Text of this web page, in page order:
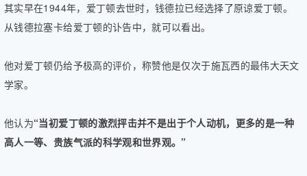
其实早在1944年，爱丁顿去世时，钱德拉已经选择了原谅爱丁顿。
从钱德拉塞卡给爱丁顿的讣告中，就可以看出。
他对爱丁顿仍给予极高的评价，称赞他是仅次于施瓦西的最伟大天文
学家。
他认为“当初爱丁顿的激烈抨击并不是出于个人动机，更多的是一种
高人一等、贵族气派的科学观和世界观。”